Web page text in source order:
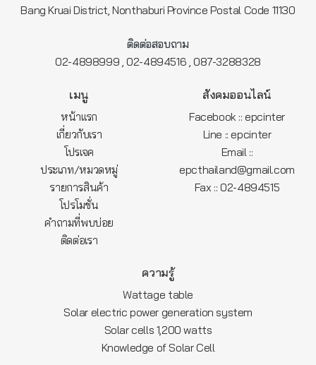
Bang Kruai District, Nonthaburi Province Postal Code 11130
ติดต่อสอบถาม
02-4898999 ,02-4894516 ,087-3288328
เมนู
หน้าแรก
เกี่ยวกับเรา
โปรเจค
ประเภท/หมวดหมู่
รายการสินค้า
โปรโมชั่น
คำถามที่พบบ่อย
ติดต่อเรา
สังคมออนไลน์
Facebook :: epcinter
Line :: epcinter
Email ::
epcthailand@gmail.com
Fax :: 02-4894515
ความรู้
Wattage table
Solar electric power generation system
Solar cells 1,200 watts
Knowledge of Solar Cell